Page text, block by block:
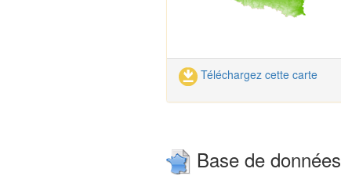
Téléchargez cette carte
Base de données